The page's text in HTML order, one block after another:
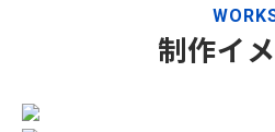
制作イ